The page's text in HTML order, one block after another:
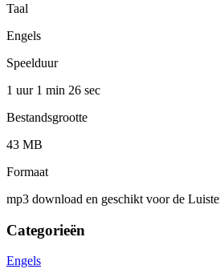
Taal
Engels
Speelduur
1 uur 1 min 26 sec
Bestandsgrootte
43 MB
Formaat
mp3 download en geschikt voor de
Categorieën
Engels